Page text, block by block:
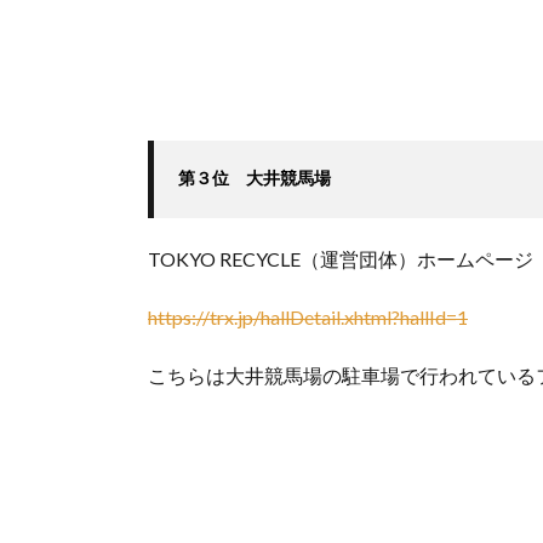
第３位　大井競馬場
TOKYO RECYCLE（運営団体）ホームページ
https://trx.jp/hallDetail.xhtml?hallId=1
こちらは大井競馬場の駐車場で行われている